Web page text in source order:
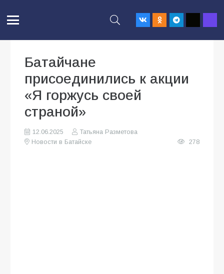
Батайчане
присоединились к акции
«Я горжусь своей
страной»
12.06.2025
Татьяна Разметова
Новости в Батайске
278